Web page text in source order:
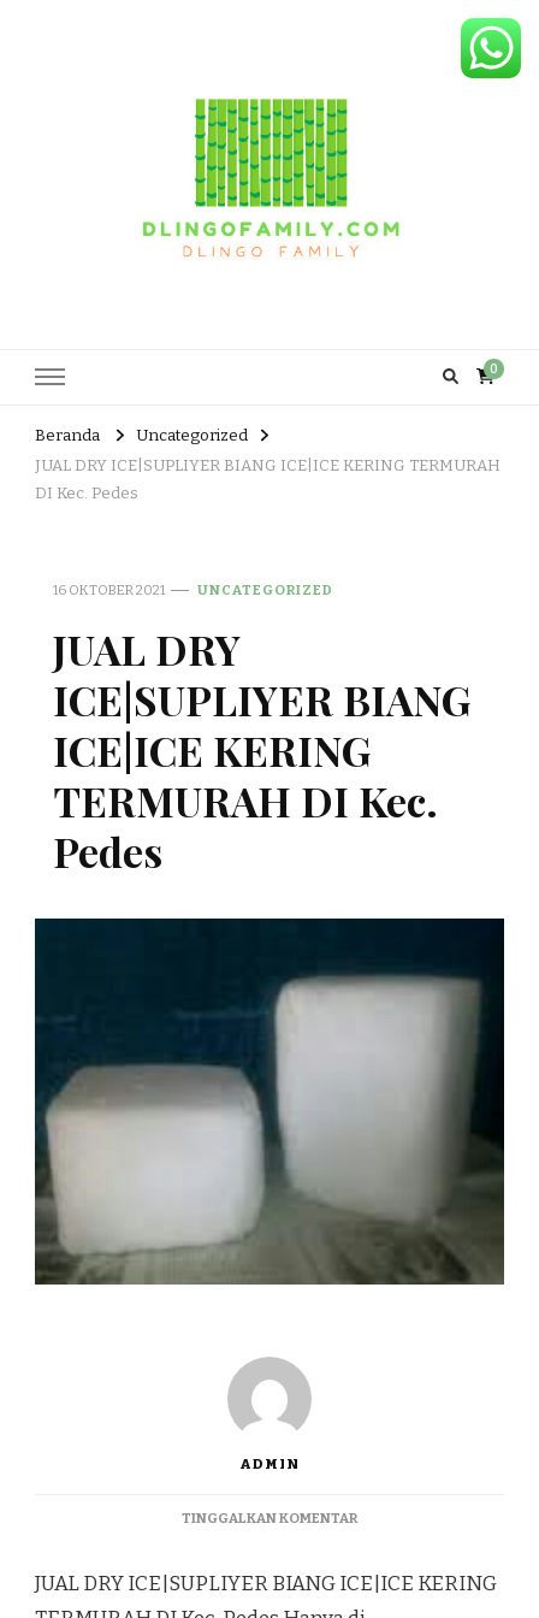
0
Beranda
Uncategorized
JUAL DRY ICE|SUPLIYER BIANG ICE|ICE KERING TERMURAH
DI Kec. Pedes
16 OKTOBER 2021 UNCATEGORIZED
JUAL DRY
ICE|SUPLIYER BIANG
ICE|ICE KERING
TERMURAH DI Kec.
Pedes
ADMIN
TINGGALKAN KOMENTARPADA
ICE|SUPLIYER
BIANG
JUAL DRY ICE|SUPLIYER BIANG ICE|ICE KERING